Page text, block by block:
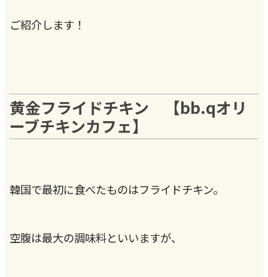
ご紹介します！
黄金フライドチキン 【bb.qオリ
ーブチキンカフェ】
韓国で最初に食べたものはフライドチキン。
空腹は最大の調味料といいますが、